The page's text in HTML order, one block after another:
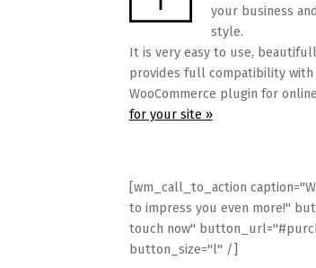
your business
style.
It is very easy to use,
provides full compatibility
WooCommerce plugin for
for your site »
[wm_call_to_action
to impress you even more!"
touch now"
button_size="l" /]